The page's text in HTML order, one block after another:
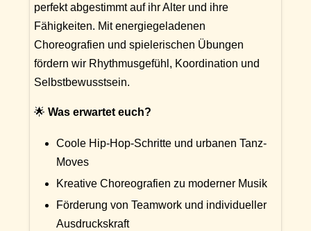
perfekt abgestimmt auf ihr Alter und ihre
Fähigkeiten. Mit energiegeladenen
Choreografien und spielerischen Übungen
fördern wir Rhythmusgefühl, Koordination und
Selbstbewusstsein.
🌟 Was erwartet euch?
Coole Hip-Hop-Schritte und urbanen Tanz-
Moves
Kreative Choreografien zu moderner Musik
Förderung von Teamwork und individueller
Ausdruckskraft